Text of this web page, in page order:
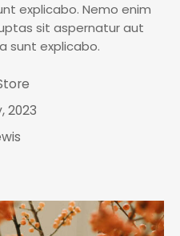
explicabo. Nemo enim
sit aspernatur aut
sunt explicabo.
2023